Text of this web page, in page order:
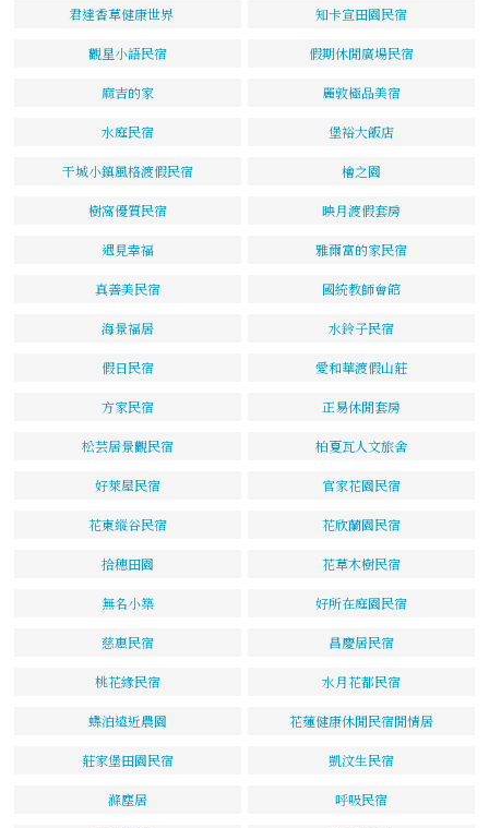
君達香草健康世界 知卡宣田園民宿
觀星小語民宿 假期休閒廣場民宿
麻吉的家 麗敦極品美宿
水庭民宿 堡裕大飯店
干城小鎮風格渡假民宿 檜之園
樹窩優質民宿 映月渡假套房
遇見幸福 雅爾富的家民宿
真善美民宿 國統教師會館
海景福居 水鈴子民宿
假日民宿 愛和華渡假山莊
方家民宿 正易休閒套房
松芸居景觀民宿 柏夏瓦人文旅舍
好萊屋民宿 官家花園民宿
花東縱谷民宿 花欣蘭園民宿
拾穗田園 花草木樹民宿
無名小築 好所在庭園民宿
慈惠民宿 昌慶居民宿
桃花緣民宿 水月花都民宿
蝶泊遠近農園 花蓮健康休閒民宿閒情居
莊家堡田園民宿 凱汶生民宿
滌塵居 呼吸民宿